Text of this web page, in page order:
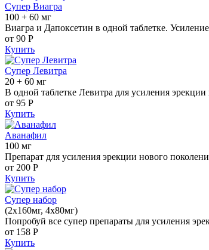
Супер Виагра
100 + 60 мг
Виагра и Дапоксетин в одной таблетке.
от 90 Р
Купить
Супер Левитра
20 + 60 мг
В одной таблетке Левитра для усиления
от 95 Р
Купить
Аванафил
100 мг
Препарат для усиления эрекции нового
от 200 Р
Купить
Супер набор
(2х160мг, 4х80мг)
Попробуй все супер препараты для усиления
от 158 Р
Купить